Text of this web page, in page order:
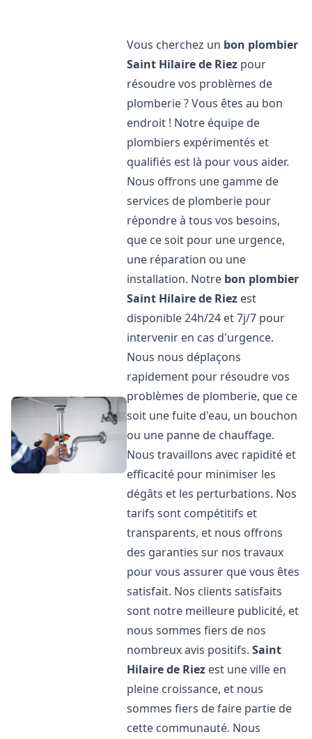
Vous cherchez un bon plombier
Saint Hilaire de Riez pour
résoudre vos problèmes de
plomberie ? Vous êtes au bon
endroit ! Notre équipe de
plombiers expérimentés et
qualifiés est là pour vous aider.
Nous offrons une gamme de
services de plomberie pour
répondre à tous vos besoins,
que ce soit pour une urgence,
une réparation ou une
installation. Notre bon plombier
Saint Hilaire de Riez est
disponible 24h/24 et 7j/7 pour
intervenir en cas d'urgence.
Nous nous déplaçons
rapidement pour résoudre vos
problèmes de plomberie, que ce
soit une fuite d'eau, un bouchon
ou une panne de chauffage.
Nous travaillons avec rapidité et
efficacité pour minimiser les
dégâts et les perturbations. Nos
tarifs sont compétitifs et
transparents, et nous offrons
des garanties sur nos travaux
pour vous assurer que vous êtes
satisfait. Nos clients satisfaits
sont notre meilleure publicité, et
nous sommes fiers de nos
nombreux avis positifs.Saint
Hilaire de Riez est une ville en
pleine croissance, et nous
sommes fiers de faire partie de
cette communauté. Nous